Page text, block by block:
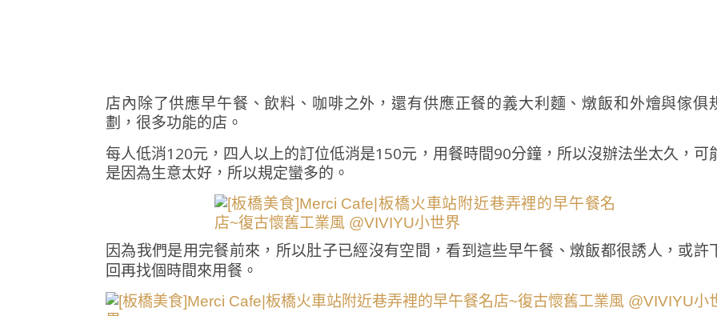
店內除了供應早午餐、飲料、咖啡之外，還有供應正餐的義大利麵、燉飯和外燴與傢俱
劃，很多功能的店。
每人低消120元，四人以上的訂位低消是150元，用餐時間90分鐘，所以沒辦法坐太久，可
是因為生意太好，所以規定蠻多的。
因為我們是用完餐前來，所以肚子已經沒有空間，看到這些早午餐、燉飯都很誘人，或許
回再找個時間來用餐。